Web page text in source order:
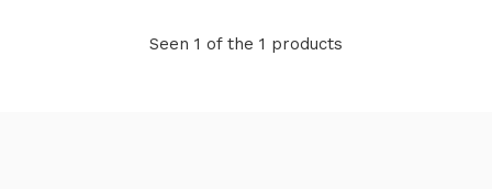
Seen 1 of the 1 products